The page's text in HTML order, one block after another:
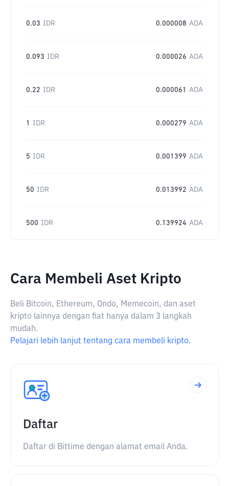
0.03 IDR 0.000008 ADA
0.093 IDR 0.000026 ADA
0.22 IDR 0.000061 ADA
1 IDR 0.000279 ADA
5 IDR 0.001399 ADA
50 IDR 0.013992 ADA
500 IDR 0.139924 ADA
Cara Membeli Aset Kripto
Beli Bitcoin, Ethereum, Ondo, Memecoin, dan aset
kripto lainnya dengan fiat hanya dalam 3 langkah
mudah.
Pelajari lebih lanjut tentang cara membeli kripto.
Daftar
Daftar di Bittime dengan alamat email Anda.